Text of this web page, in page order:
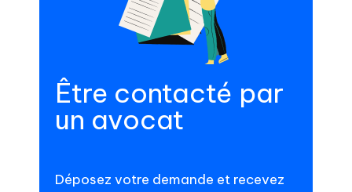
Être contacté par
un avocat
Déposez votre demande et recevez